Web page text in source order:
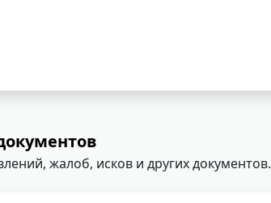
жалоб, исков и других документов.